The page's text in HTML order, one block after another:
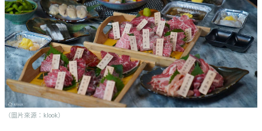
BBQ
場
地
新
奇
玩
#
郊
遊
#
野
餐
#
（圖片來源：klook）